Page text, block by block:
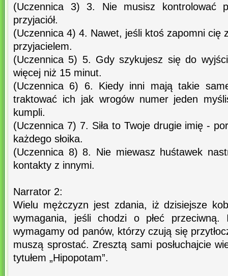
(Uczennica 3) 3. Nie musisz kontrolować
przyjaciół.
(Uczennica 4) 4. Nawet, jeśli ktoś zapomni cię
przyjacielem.
(Uczennica 5) 5. Gdy szykujesz się do
więcej niż 15 minut.
(Uczennica 6) 6. Kiedy inni mają takie
traktować ich jak wrogów numer jeden
kumpli.
(Uczennica 7) 7. Siła to Twoje drugie imię -
każdego słoika.
(Uczennica 8) 8. Nie miewasz huśtawek
kontakty z innymi.
Narrator 2:
Wielu mężczyzn jest zdania, iż dzisiejsze
wymagania, jeśli chodzi o płeć
wymagamy od panów, którzy czują się
muszą sprostać. Zresztą sami posłuchajcie
tytułem „Hipopotam”.